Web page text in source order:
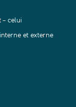
– celui
et externe